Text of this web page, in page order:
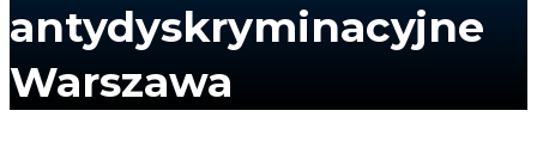
antydyskryminacyjne
Warszawa